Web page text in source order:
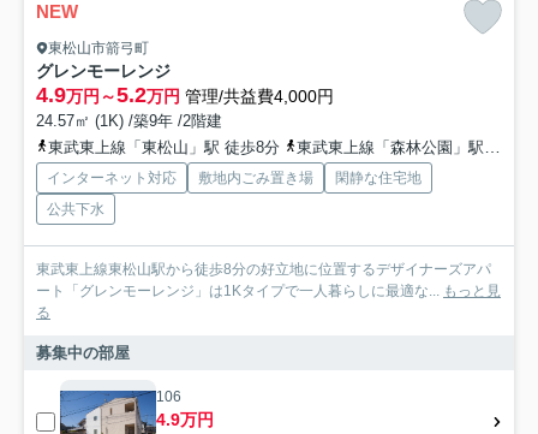
NEW
東松山市箭弓町
グレンモーレンジ
4.9万円～5.2万円 管理/共益費4,000円
24.57㎡ (1K) /築9年 /2階建
東武東上線「東松山」駅 徒歩8分
東武東上線「森林公園」駅 徒歩35分
インターネット対応 敷地内ごみ置き場
閑静な住宅地
公共下水
東武東上線東松山駅から徒歩8分の好立地に位置するデザイナーズアパ
ート「グレンモーレンジ」は1Kタイプで一人暮らしに最適な... もっと見
る
募集中の部屋
106
4.9万円